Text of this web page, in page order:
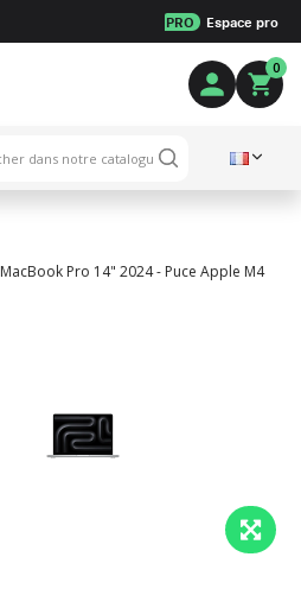
PRO Espace pro
0
MacBook Pro 14" 2024 - Puce Apple M4 - 4,4